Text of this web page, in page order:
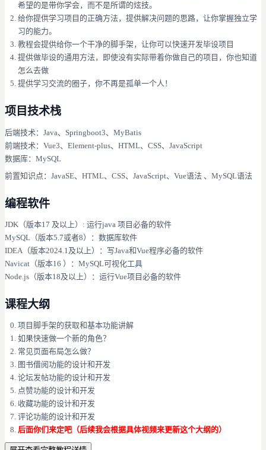
希望的是带你学会，而不是所谓的炫技。
给你提供学习项目的正确方法，提供解决问题的思路，让你掌握独立学
习的能力。
教程会提供给你一个干净的脚手架，让你可以快速开发毕设项目
提供做毕设的通用方法，即使没有实际带着你做自己的项目，你也知道
怎么去做
提供学习交流的圈子，你不再是孤单一个人！
项目技术栈
后端技术：Java、Springboot3、MyBatis
前端技术：Vue3、Element-plus、HTML、CSS、JavaScript
数据库：MySQL
前置知识点：JavaSE、HTML、CSS、JavaScript、Vue语法 、MySQL语法
编程软件
JDK（版本17 及以上）: 运行java 项目必备的软件
MySQL（版本5.7或者8）：数据库软件
IDEA（版本2024.1及以上）：写Java和Vue程序必备的软件
Navicat（版本16 ）：MySQL可视化工具
Node.js（版本18及以上）：运行Vue项目必备的软件
课程大纲
项目脚手架的获取和基本功能讲解
如果快速做一个新的角色？
常见页面布局怎么做？
图书借阅功能的设计和开发
论坛发帖功能的设计和开发
点赞功能的设计和开发
收藏功能的设计和开发
评论功能的设计和开发
后面你们来定吧（后续我会根据具体视频来更新这个大纲的）